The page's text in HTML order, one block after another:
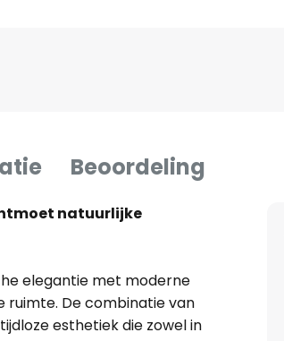
Beoordeling
natuurlijke
elegantie met moderne
ruimte. De combinatie van
esthetiek die zowel in